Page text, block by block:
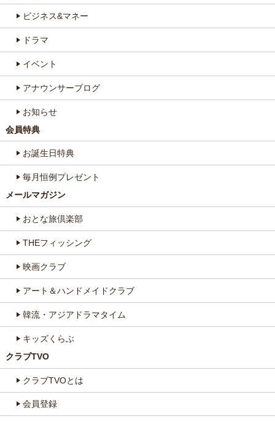
ビジネス&マネー
ドラマ
イベント
アナウンサーブログ
お知らせ
会員特典
お誕生日特典
毎月恒例プレゼント
メールマガジン
おとな旅倶楽部
THEフィッシング
映画クラブ
アート＆ハンドメイドクラブ
韓流・アジアドラマタイム
キッズくらぶ
クラブTVO
クラブTVOとは
会員登録